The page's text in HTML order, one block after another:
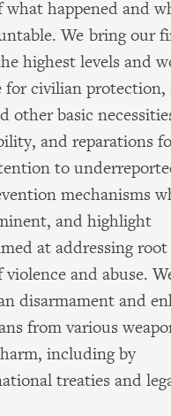
happened and
We bring our
highest levels and
for civilian protection,
other basic
and reparations
to
mechanisms
and highlight
at addressing root
and abuse.
disarmament and
from various
including by
treaties and